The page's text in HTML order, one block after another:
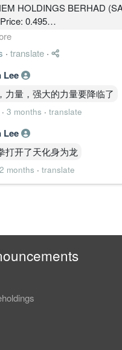
HOLDINGS BERHAD
0.495
Output + PRE + HEAT
当前属于：
修复完成后，开始进入趋势扩
是单纯反弹结构。
线、4H 已形成明显多时间
Analysis
）
长期处于下降修复结构，但
长期低位后重新金叉。
于主升结构前期常见形态。
）
是整个结构最强周期。
：
· translate ·
Lee
力量，强大的力量要降临了
· 3 months · translate
Lee
打开了天化身为龙
2 months · translate